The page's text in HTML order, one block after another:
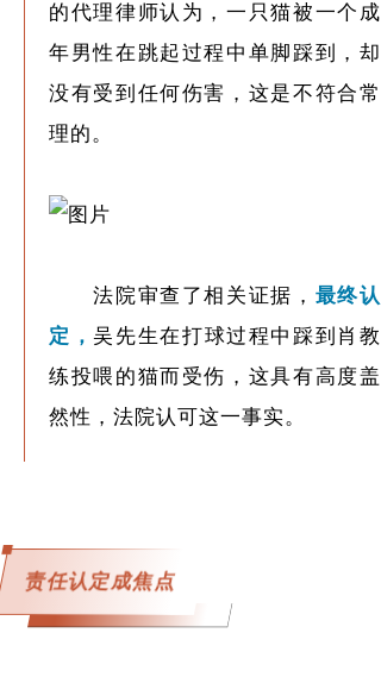
的代理律师认为，一只猫被一个成
年男性在跳起过程中单脚踩到，却
没有受到任何伤害，这是不符合常
理的。
法院审查了相关证据， 最终认
定，吴先生在打球过程中踩到肖教
练投喂的猫而受伤，这具有高度盖
然性，法院认可这一事实。
责任认定成焦点